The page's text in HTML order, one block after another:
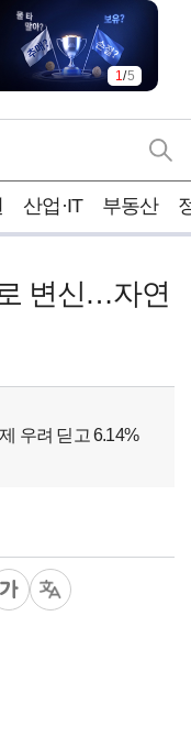
1/5
산업·IT 부동산
변신…자연
우려 딛고 6.14%